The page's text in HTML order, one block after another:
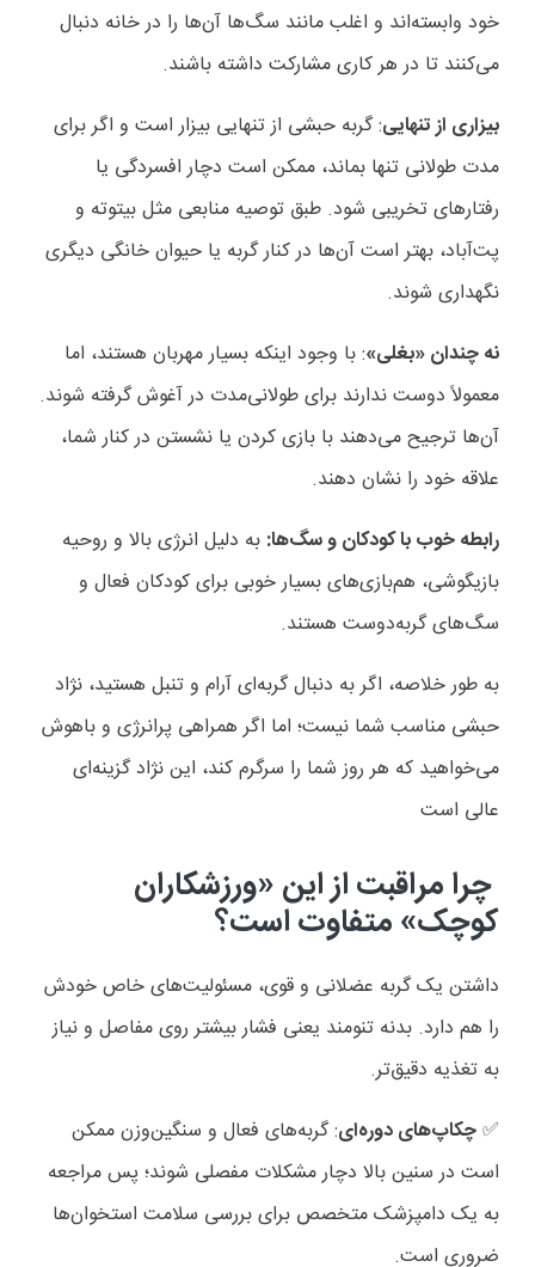
خود وابسته‌اند و اغلب مانند سگ‌ها آن‌ها را در خانه دنبال
می‌کنند تا در هر کاری مشارکت داشته باشند.
بیزاری از تنهایی: گربه حبشی از تنهایی بیزار است و اگر برای
مدت طولانی تنها بماند، ممکن است دچار افسردگی یا
رفتارهای تخریبی شود. طبق توصیه منابعی مثل بیتوته و
پت‌آباد، بهتر است آن‌ها در کنار گربه یا حیوان خانگی دیگری
نگهداری شوند.
نه چندان «بغلی»: با وجود اینکه بسیار مهربان هستند، اما
معمولاً دوست ندارند برای طولانی‌مدت در آغوش گرفته شوند.
آن‌ها ترجیح می‌دهند با بازی کردن یا نشستن در کنار شما،
علاقه خود را نشان دهند.
رابطه خوب با کودکان و سگ‌ها: به دلیل انرژی بالا و روحیه
بازیگوشی، هم‌بازی‌های بسیار خوبی برای کودکان فعال و
سگ‌های گربه‌دوست هستند.
به طور خلاصه، اگر به دنبال گربه‌ای آرام و تنبل هستید، نژاد
حبشی مناسب شما نیست؛ اما اگر همراهی پرانرژی و باهوش
می‌خواهید که هر روز شما را سرگرم کند، این نژاد گزینه‌ای
عالی است
چرا مراقبت از این «ورزشکاران
کوچک» متفاوت است؟
داشتن یک گربه عضلانی و قوی، مسئولیت‌های خاص خودش
را هم دارد. بدنه تنومند یعنی فشار بیشتر روی مفاصل و نیاز
به تغذیه دقیق‌تر.
✅️چکاپ‌های دوره‌ای: گربه‌های فعال و سنگین‌وزن ممکن
است در سنین بالا دچار مشکلات مفصلی شوند؛ پس مراجعه
به یک دامپزشک متخصص برای بررسی سلامت استخوان‌ها
ضروری است.